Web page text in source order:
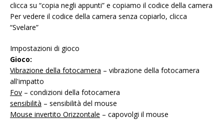
clicca su “copia negli appunti” e copiamo il codice della camera
Per vedere il codice della camera senza copiarlo, clicca
“Svelare”
Impostazioni di gioco
Gioco:
Vibrazione della fotocamera – vibrazione della fotocamera
all'impatto
Fov – condizioni della fotocamera
sensibilità – sensibilità del mouse
Mouse invertito Orizzontale – capovolgi il mouse